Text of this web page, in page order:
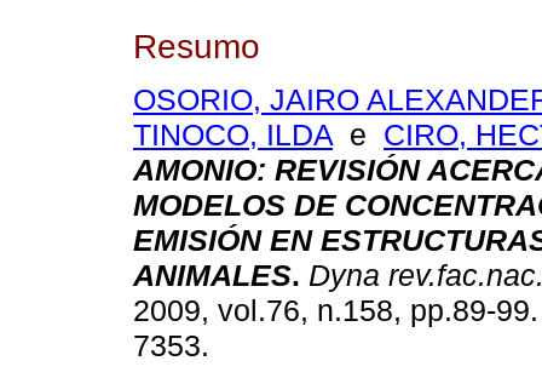
Resumo
OSORIO, JAIRO
TINOCO, ILDA e CIRO,
AMONIO: REVISIÓN
MODELOS DE
EMISIÓN EN
ANIMALES. Dyna
2009, vol.76, n.158, pp.89-
7353.